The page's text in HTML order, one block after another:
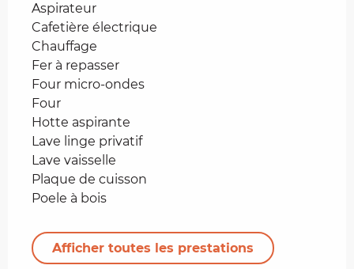
Aspirateur
Cafetière électrique
Chauffage
Fer à repasser
Four micro-ondes
Four
Hotte aspirante
Lave linge privatif
Lave vaisselle
Plaque de cuisson
Poele à bois
Afficher toutes les prestations